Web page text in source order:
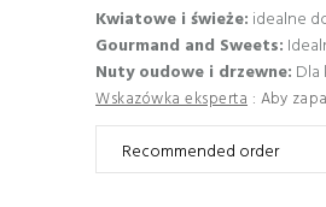
Kwiatowe i świeże: idealne
Gourmand and Sweets:
Nuty oudowe i drzewne:
Wskazówka eksperta : Aby